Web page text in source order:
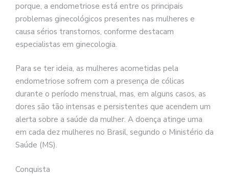
porque, a endometriose está entre os principais
problemas ginecológicos presentes nas mulheres e
causa sérios transtornos, conforme destacam
especialistas em ginecologia.
Para se ter ideia, as mulheres acometidas pela
endometriose sofrem com a presença de cólicas
durante o período menstrual, mas, em alguns casos, as
dores são tão intensas e persistentes que acendem um
alerta sobre a saúde da mulher. A doença atinge uma
em cada dez mulheres no Brasil, segundo o Ministério da
Saúde (MS).
Conquista